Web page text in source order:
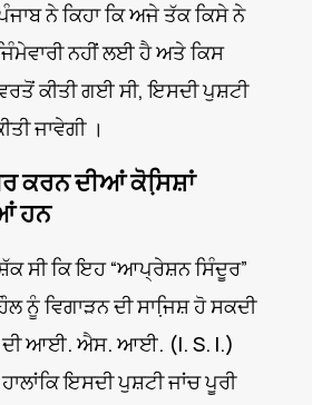
ਨੇ ਕਿਹਾ ਕਿ ਅਜੇ ਤੱਕ ਕਿਸੇ ਨੇ
ਨਹੀਂ ਲਈ ਹੈ ਅਤੇ ਕਿਸ
ਕੀਤੀ ਗਈ ਸੀ, ਇਸਦੀ ਪੁਸ਼ਟੀ
ਜਾਵੇਗੀ ।
ਕਰਨ ਦੀਆਂ ਕੋਸਿ਼ਸ਼ਾਂ
ਹਨ
ਸੀ ਕਿ ਇਹ “ਆਪ੍ਰੇਸ਼ਨ ਸਿੰਦੂਰ”
ਨੂੰ ਵਿਗਾੜਨ ਦੀ ਸਾਜਿ਼ਸ਼ ਹੋ ਸਕਦੀ
ਦੀ ਆਈ. ਐਸ. ਆਈ. (I. S. I.)
ਇਸਦੀ ਪੁਸ਼ਟੀ ਜਾਂਚ ਪੂਰੀ